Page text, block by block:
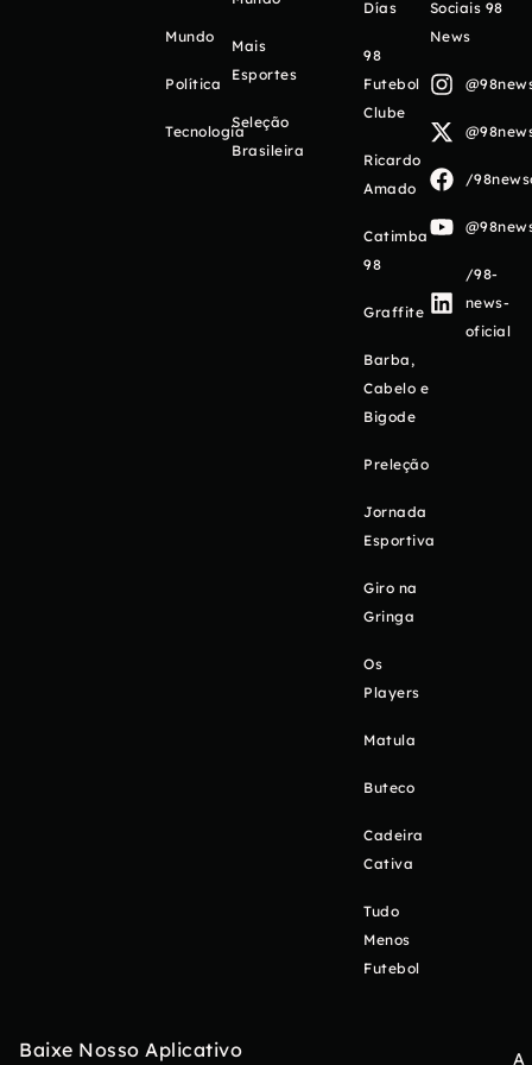
Mundo
Política
Tecnologia
Mais
Esportes
Seleção
Brasileira
Días
98
Futebol
Clube
Ricardo
Amado
Catimba
98
Graffite
Barba,
Cabelo e
Bigode
Preleção
Jornada
Esportiva
Giro na
Gringa
Os
Players
Matula
Buteco
Cadeira
Cativa
Tudo
Menos
Futebol
Sociais 98
News
/
/98-
news-
oficial
Baixe Nosso Aplicativo
A